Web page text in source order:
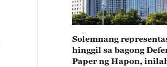
Solemnang
hinggil sa bagong
Paper ng Hapon,